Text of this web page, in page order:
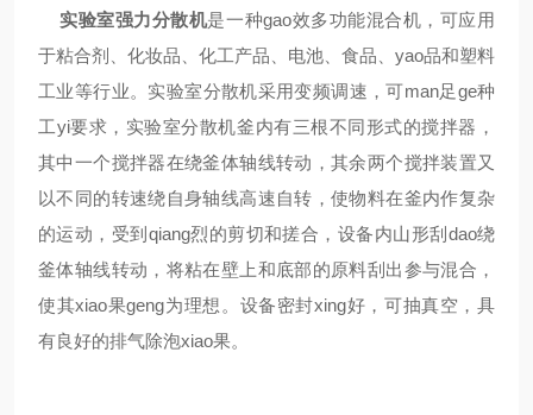
实验室强力分散机是一种gao效多功能混合机，可应用
于粘合剂、化妆品、化工产品、电池、食品、yao品和塑料
工业等行业。实验室分散机采用变频调速，可man足ge种
工yi要求，实验室分散机釜内有三根不同形式的搅拌器，
其中一个搅拌器在绕釜体轴线转动，其余两个搅拌装置又
以不同的转速绕自身轴线高速自转，使物料在釜内作复杂
的运动，受到qiang烈的剪切和搓合，设备内山形刮dao绕
釜体轴线转动，将粘在壁上和底部的原料刮出参与混合，
使其xiao果geng为理想。设备密封xing好，可抽真空，具
有良好的排气除泡xiao果。